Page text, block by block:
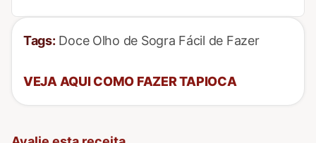
Tags: Doce Olho de Sogra Fácil de Fazer
VEJA AQUI COMO FAZER TAPIOCA